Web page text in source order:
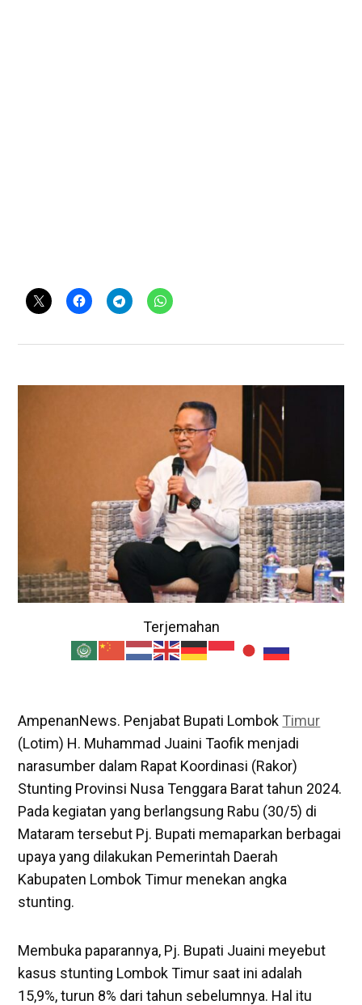
Terjemahan
AmpenanNews. Penjabat Bupati Lombok Timur
(Lotim) H. Muhammad Juaini Taofik menjadi
narasumber dalam Rapat Koordinasi (Rakor)
Stunting Provinsi Nusa Tenggara Barat tahun 2024.
Pada kegiatan yang berlangsung Rabu (30/5) di
Mataram tersebut Pj. Bupati memaparkan berbagai
upaya yang dilakukan Pemerintah Daerah
Kabupaten Lombok Timur menekan angka
stunting.
Membuka paparannya, Pj. Bupati Juaini meyebut
kasus stunting Lombok Timur saat ini adalah
15,9%, turun 8% dari tahun sebelumnya. Hal itu